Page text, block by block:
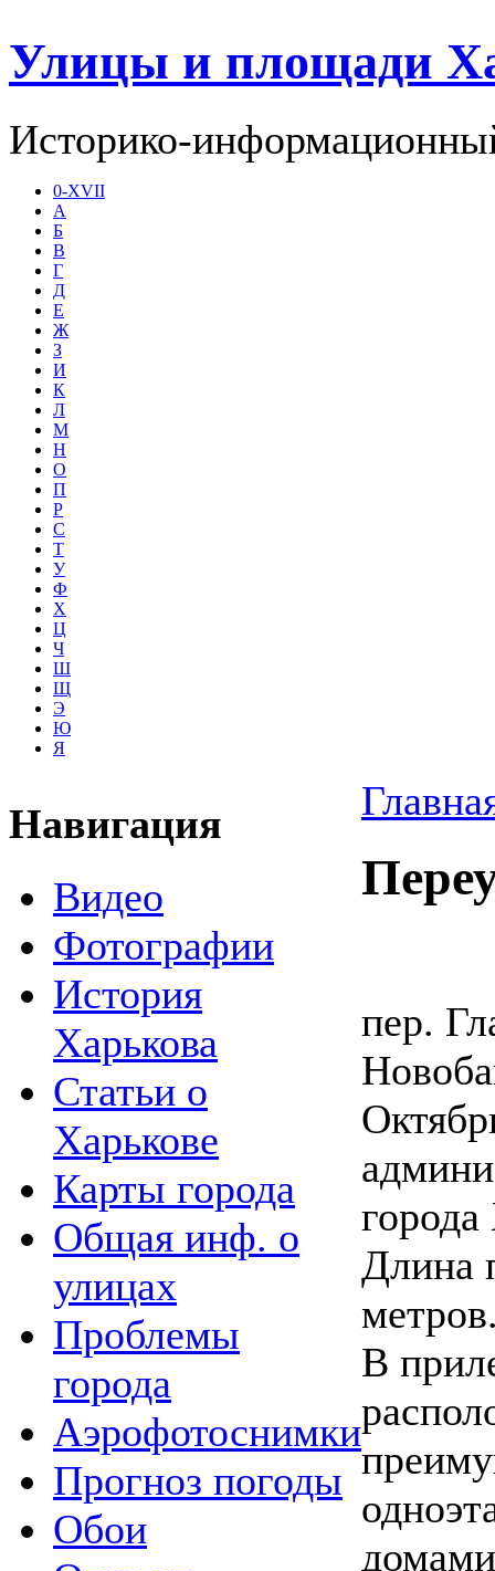
Улицы и площади
Историко-
0-XVII
А
Б
В
Г
Д
Е
Ж
З
И
К
Л
М
Н
О
П
Р
С
Т
У
Ф
Х
Ц
Ч
Ш
Щ
Э
Ю
Я
Навигация
Видео
Фотографии
История
Харькова
Статьи о
Харькове
Карты города
Общая инф. о
улицах
Проблемы
города
Аэрофотоснимки
Прогноз погоды
Обои
пер.
города
Длина
В